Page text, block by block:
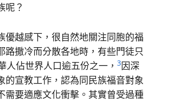
呢？
越感下，很自然地關注同胞的福
撒冷而分散各地時，有些門徒只
佔世界人口逾五份之一， 3因深
宣教工作，認為同民族福音對象
需要適應文化衝擊。其實曾受過種